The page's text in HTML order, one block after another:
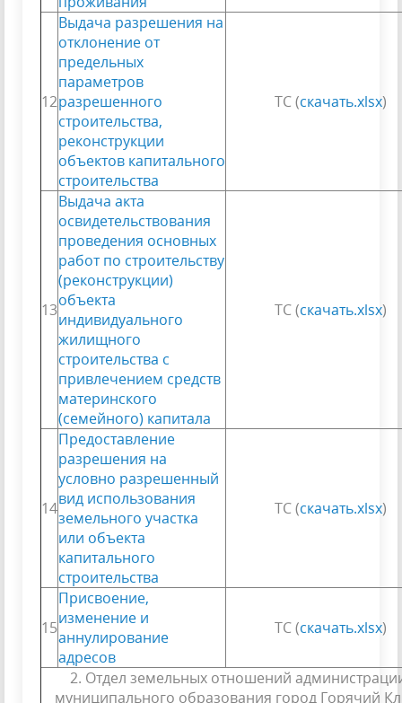
12
Выдача разрешения на
отклонение от
предельных
параметров
разрешенного
строительства,
реконструкции
объектов капитального
строительства
ТС (скачать.xlsx)
13
Выдача акта
освидетельствования
проведения основных
работ по строительству
(реконструкции)
объекта
индивидуального
жилищного
строительства с
привлечением средств
материнского
(семейного) капитала
ТС (скачать.xlsx)
14
Предоставление
разрешения на
условно разрешенный
вид использования
земельного участка
или объекта
капитального
строительства
ТС (скачать.xlsx)
15
Присвоение,
изменение и
аннулирование
адресов
ТС (скачать.xlsx)
2. Отдел земельных отношений
муниципального образования город Горячий